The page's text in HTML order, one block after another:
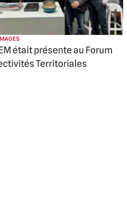
était présente au Forum
Territoriales